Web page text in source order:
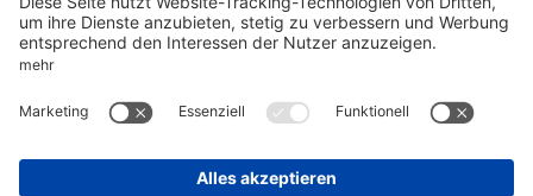
Sicher bestellen
Versandkosten.
One4Business Solutions GmbH